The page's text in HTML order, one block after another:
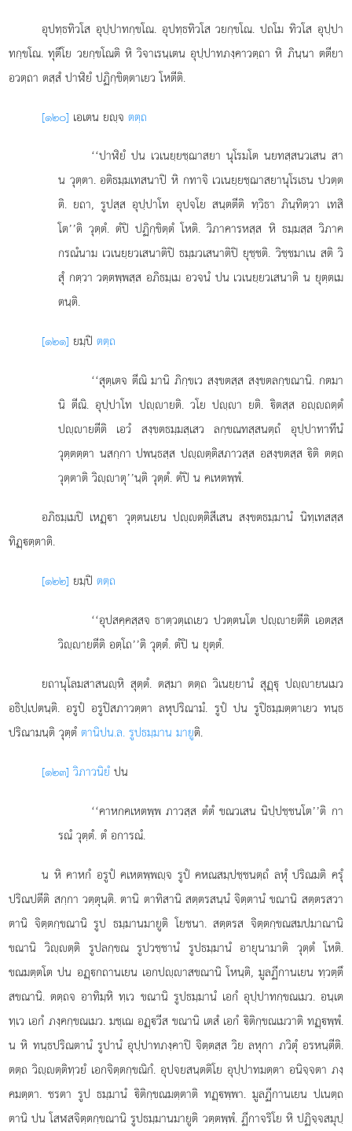
อุปทฺธทิวโส อุปฺปาทกฺขโณ. อุปทฺธทิวโส วยกฺขโณ. ปถโม ทิวโส อุปฺปา
ทกฺขโณ. ทุตีโย วยกฺขโณติ หิ วิจาเรนฺเตน อุปฺปาทภงฺคาวตฺถา หิ ภินฺนา ตตียา
อวตฺถา ตสฺสํ ปาฬิยํ ปฏิกฺขิตฺตาเยว โหตีติ.
[๑๒๐] เอเตน ยฺจตตฺถ
‘‘ปาฬิยํ ปน เวเนยฺยชฺฌาสยา นุโรมโต นยทสฺสนวเสน สา
น วุตฺตา. อติธมฺมเทสนาปิ หิ กทาจิ เวเนยฺยชฺฌาสยานุโรเธน ปวตฺต
ติ. ยถา, รูปสฺส อุปฺปาโท อุปจโย สนฺตตีติ ทฺวิธา ภินฺทิตฺวา เทสิ
โต’’ติ วุตฺตํ. ตํปิ ปฏิกฺขิตฺตํ โหติ. วิภาคารหสฺส หิ ธมฺมสฺส วิภาค
กรณํนาม เวเนยฺยวเสนาติปิ ธมฺมวเสนาติปิ ยุชฺชติ. วิชฺชมาเน สติ วิ
สุํ กตฺวา วตฺตพฺพสฺส อภิธมฺเม อวจนํ ปน เวเนยฺยวเสนาติ น ยุตฺตเม
ตนฺติ.
[๑๒๑] ยมฺปิตตฺถ
‘‘สุตฺเตจ ตีณิ มานิ ภิกฺขเว สงฺขตสฺส สงฺขตลกฺขณานิ. กตมา
นิ ตีณิ. อุปฺปาโท ปฺายติ. วโย ปฺา ยติ.ิตสฺส อฺถตฺตํ
ปฺายตีติ เอวํ สงฺขตธมฺมสฺเสว ลกฺขณทสฺสนตฺถํ อุปฺปาทาทีนํ
วุตฺตตฺตา นสกฺกา ปพนฺธสฺส ปฺตฺติสภาวสฺส อสงฺขตสฺส ิติ ตตฺถ
วุตฺตาติ วิฺาตุ’’นฺติ วุตฺตํ. ตํปิ น คเหตพฺพํ.
อภิธมฺเมปิ เหฏฺา วุตฺตนเยน ปฺตฺติสีเสน สงฺขตธมฺมานํ นิทฺเทสสฺส
ทิฏฺตฺตาติ.
[๑๒๒] ยมฺปิตตฺถ
‘‘อุปสคฺคสฺสจ ธาตฺวตฺเถเยว ปวตฺตนโต ปฺายตีติ เอตสฺส
วิฺายตีติ อตฺโถ’’ติ วุตฺตํ. ตํปิ น ยุตฺตํ.
ยถานุโลมสาสนฺหิ สุตฺตํ. ตสฺมา ตตฺถ วิเนยฺยานํ สุฏฺุ ปฺายนเมว
อธิปฺเปตนฺติ. อรูปํ อรูปิสภาวตฺตา ลหุปริณามํ. รูปํ ปน รูปิธมฺมตฺตาเยว ทนฺธ
ปริณามนฺติ วุตฺตํตานิปน.ล. รูปธมฺมาน มายูติ.
[๑๒๓] วิภาวนิยํ ปน
‘‘คาหกคเหตพฺพ ภาวสฺส ตํตํ ขณวเสน นิปฺปชฺชนโต’’ติ กา
รณํ วุตฺตํ. ตํ อการณํ.
น หิ คาหกํ อรูปํ คเหตพฺพฺจ รูปํ คหณสมฺปชฺชนตฺถํ ลหุํ ปริณมติ ครุํ
ปริณปตีติ สกฺกา วตฺตุนฺติ. ตานิ ตาทิสานิ สตฺตรสนฺนํ จิตฺตานํ ขณานิ สตฺตรสวา
ตานิ จิตฺตกฺขณานิ รูป ธมฺมานมายูติ โยชนา. สตฺตรส จิตฺตกฺขณสมปมาณานิ
ขณานิ วิฺตฺติ รูปลกฺขณ รูปวชฺชานํ รูปธมฺมานํ อายุนามาติ วุตฺตํ โหติ.
ขณมตฺตโต ปน อฏฺกถานเยน เอกปฺาสขณานิ โหนฺติ, มูลฏีกานเยน ทฺวตฺตึ
สขณานิ. ตตฺถจ อาทิมฺหิ ทฺเว ขณานิ รูปธมฺมานํ เอกํ อุปฺปาทกฺขณเมว. อนฺเต
ทฺเว เอกํ ภงฺคกฺขณเมว. มชฺเฌ อฏฺวีส ขณานิ เตสํ เอกํ ิติกฺขณเมวาติ ทฏฺพฺพํ.
น หิ ทนฺธปริณตานํ รูปานํ อุปฺปาทภงฺคาปิ จิตฺตสฺส วิย ลหุกา ภวิตุํ อรหนฺตีติ.
ตตฺถ วิฺตฺติทฺวยํ เอกจิตฺตกฺขณิกํ. อุปจยสนฺตติโย อุปฺปาทมตฺตา อนิจฺจตา ภงฺ
คมตฺตา. ชรตา รูป ธมฺมานํ ิติกฺขณมตฺตาติ ทฏฺพฺพา. มูลฏีกานเยน ปเนตฺถ
ตานิ ปนโสฬสจิตฺตกฺขณานิ รูปธมฺมานมายูติ วตฺตพฺพํ. ฏีกาจริโย หิ ปฏิจฺจสมุปฺ